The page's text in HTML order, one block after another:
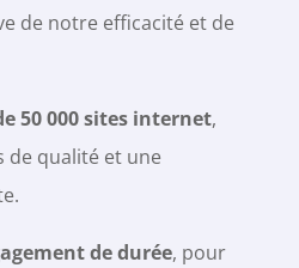
de notre efficacité et de
50 000 sites internet,
de qualité et une
de durée, pour